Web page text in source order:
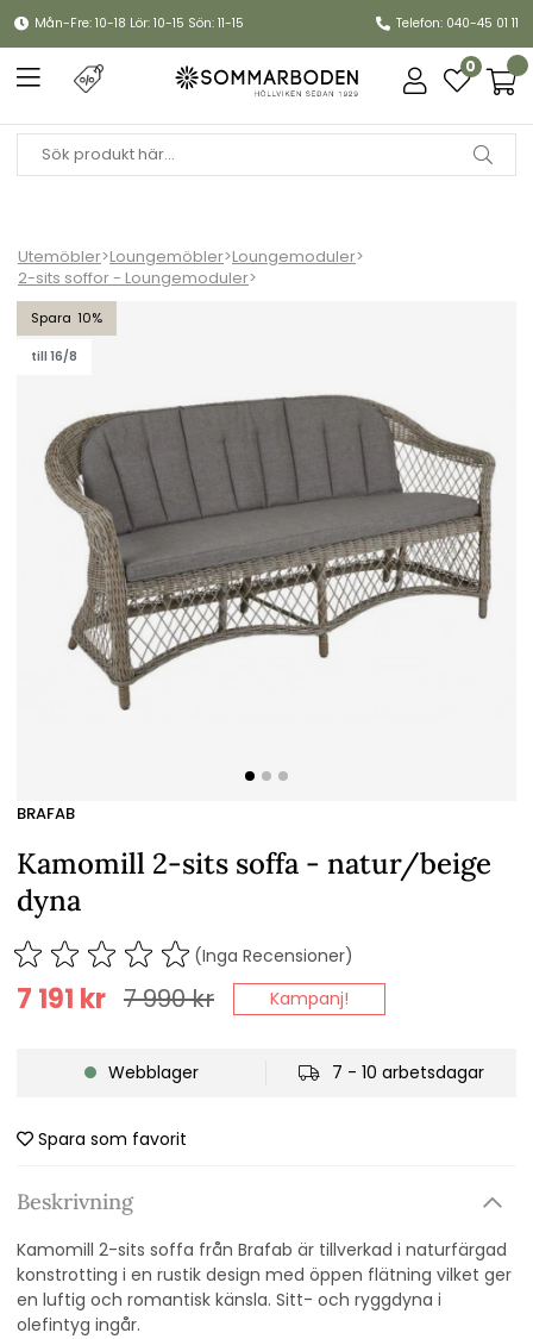
Mån-Fre: 10-18 Lör: 10-15 Sön: 11-15 Telefon: 040-45 01 11
0
Utemöbler>Loungemöbler>Loungemoduler>
2-sits soffor - Loungemoduler>
10
till 16/8
Kamomill 2-sits soffa - natur/beige dyna
BRAFAB
Kamomill 2-sits soffa - natur/beige
dyna
(Inga Recensioner)
7 990kr
7 191 kr Kampanj!
Webblager 7 - 10 arbetsdagar
Spara som favorit
Beskrivning
Kamomill 2-sits soffa från Brafab är tillverkad i naturfärgad
konstrotting i en rustik design med öppen flätning vilket ger
en luftig och romantisk känsla. Sitt- och ryggdyna i
olefintyg ingår.